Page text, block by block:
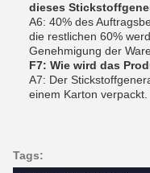
dieses
A6: 40% des
die restlichen 60%
Genehmigung der
F7: Wie wird das
A7: Der
einem Karton verpackt.
Tags: